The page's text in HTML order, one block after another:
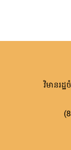
វិមានរដ្